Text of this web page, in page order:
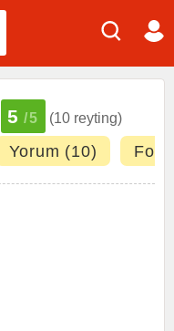
5 /5 (10 reyting)
Yorum (10)